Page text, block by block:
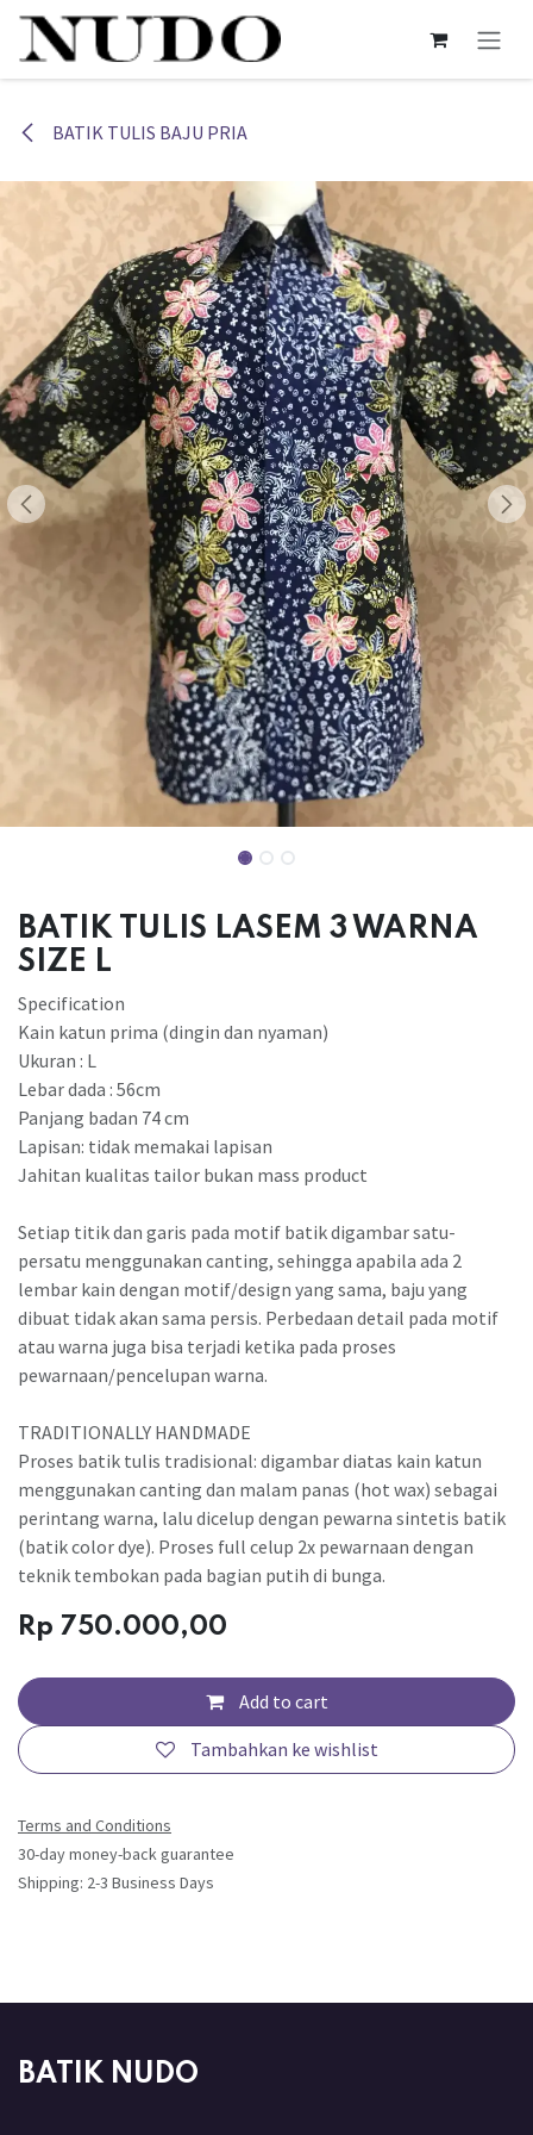
Skip ke Konten
BATIK TULIS BAJU PRIA
BATIK TULIS LASEM 3 WARNA
SIZE L
Specification
Kain katun prima (dingin dan nyaman)
Ukuran : L
Lebar dada : 56cm
Panjang badan 74 cm
Lapisan: tidak memakai lapisan
Jahitan kualitas tailor bukan mass product
Setiap titik dan garis pada motif batik digambar satu-
persatu menggunakan canting, sehingga apabila ada 2
lembar kain dengan motif/design yang sama, baju yang
dibuat tidak akan sama persis. Perbedaan detail pada motif
atau warna juga bisa terjadi ketika pada proses
pewarnaan/pencelupan warna.
TRADITIONALLY HANDMADE
Proses batik tulis tradisional: digambar diatas kain katun
menggunakan canting dan malam panas (hot wax) sebagai
perintang warna, lalu dicelup dengan pewarna sintetis batik
(batik color dye). Proses full celup 2x pewarnaan dengan
teknik tembokan pada bagian putih di bunga.
Rp 750.000,00
Add to cart
Tambahkan ke wishlist
Terms and Conditions
30-day money-back guarantee
Shipping: 2-3 Business Days
BATIK NUDO